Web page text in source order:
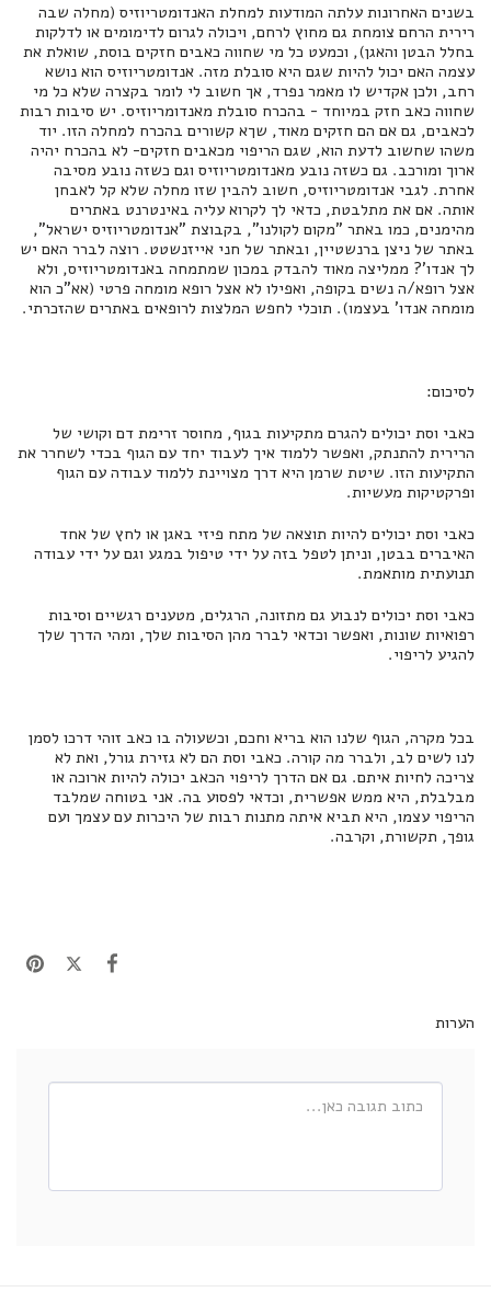
בשנים האחרונות עלתה המודעות למחלת האנדומטריוזיס (מחלה שבה
רירית הרחם צומחת גם מחוץ לרחם, ויכולה לגרום לדימומים או לדלקות
בחלל הבטן והאגן), וכמעט כל מי שחווה כאבים חזקים בוסת, שואלת את
עצמה האם יכול להיות שגם היא סובלת מזה. אנדומטריוזיס הוא נושא
רחב, ולכן אקדיש לו מאמר נפרד, אך חשוב לי לומר בקצרה שלא כל מי
שחווה כאב חזק במיוחד - בהכרח סובלת מאנדומריוזיס. יש סיבות רבות
לכאבים, גם אם הם חזקים מאוד, שךא קשורים בהכרח למחלה הזו. יוד
משהו שחשוב לדעת הוא, שגם הריפוי מכאבים חזקים- לא בהכרח יהיה
ארוך ומורכב. גם כשזה נובע מאנדומטריוזיס וגם כשזה נובע מסיבה
אחרת. לגבי אנדומטריוזיס, חשוב להבין שזו מחלה שלא קל לאבחן
אותה. אם את מתלבטת, כדאי לך לקרוא עליה באינטרנט באתרים
מהימנים, כמו באתר "מקום לקולנו", בקבוצת "אנדומטריוזיס ישראל",
באתר של ניצן ברנשטיין, ובאתר של חני אייזנשטט. רוצה לברר האם יש
לך אנדו'? ממליצה מאוד להבדק במכון שמתמחה באנדומטריוזיס, ולא
אצל רופא/ה נשים בקופה, ואפילו לא אצל רופא מומחה פרטי (אא"כ הוא
מומחה אנדו' בעצמו). תוכלי לחפש המלצות לרופאים באתרים שהזכרתי.
לסיכום:
כאבי וסת יכולים להגרם מתקיעות בגוף, מחוסר זרימת דם וקושי של
הרירית להתנתק, ואפשר ללמוד איך לעבוד יחד עם הגוף בכדי לשחרר את
התקיעות הזו. שיטת שרמן היא דרך מצויינת ללמוד עבודה עם הגוף
ופרקטיקות מעשיות.
כאבי וסת יכולים להיות תוצאה של מתח פיזי באגן או לחץ של אחד
האיברים בבטן, וניתן לטפל בזה על ידי טיפול במגע וגם על ידי עבודה
תנועתית מותאמת.
כאבי וסת יכולים לנבוע גם מתזונה, הרגלים, מטענים רגשיים וסיבות
רפואיות שונות, ואפשר וכדאי לברר מהן הסיבות שלך, ומהי הדרך שלך
להגיע לריפוי.
בכל מקרה, הגוף שלנו הוא בריא וחכם, וכשעולה בו כאב זוהי דרכו לסמן
לנו לשים לב, ולברר מה קורה. כאבי וסת הם לא גזירת גורל, ואת לא
צריכה לחיות איתם. גם אם הדרך לריפוי הכאב יכולה להיות ארוכה או
מבלבלת, היא ממש אפשרית, וכדאי לפסוע בה. אני בטוחה שמלבד
הריפוי עצמו, היא תביא איתה מתנות רבות של היכרות עם עצמך ועם
גופך, תקשורת, וקרבה.
הערות